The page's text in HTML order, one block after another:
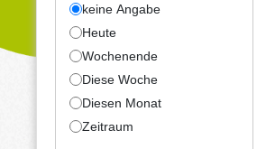
keine Angabe
Heute
Wochenende
Diese Woche
Diesen Monat
Zeitraum